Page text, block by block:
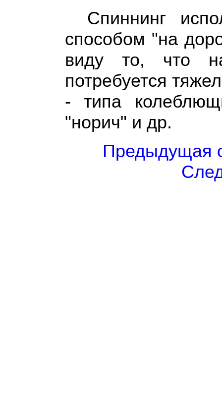
Спиннинг
способом "на
виду то, что
потребуется
- типа
"норич" и др.
Предыдущая